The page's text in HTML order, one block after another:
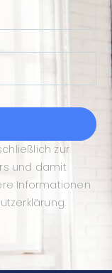
zur
und damit
Informationen